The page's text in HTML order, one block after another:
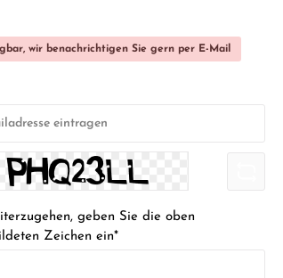
von 5 Sternen
wir benachrichtigen Sie gern per E-Mail
geben Sie die oben
Zeichen ein*